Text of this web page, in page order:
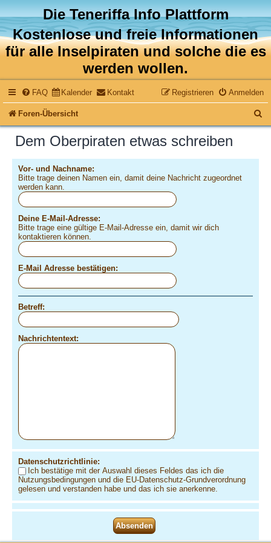
Die Teneriffa Info Plattform
Kostenlose und freie Informationen
für alle Inselpiraten und solche die es
werden wollen.
FAQ Kalender Kontakt Anmelden
Registrieren
Foren-Übersicht
u
Dem Oberpiraten etwas schreiben
Vor- und Nachname:
Bitte trage deinen Namen ein, damit deine Nachricht zugeordnet
werden kann.
Deine E-Mail-Adresse:
Bitte trage eine gültige E-Mail-Adresse ein, damit wir dich
kontaktieren können.
E-Mail Adresse bestätigen:
Betreff:
Nachrichtentext:
Datenschutzrichtlinie:
Ich bestätige mit der Auswahl dieses Feldes das ich die
Nutzungsbedingungen und die EU-Datenschutz-Grundverordnung
gelesen und verstanden habe und das ich sie anerkenne.